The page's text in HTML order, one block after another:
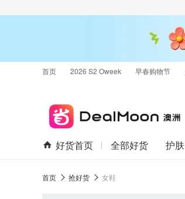
首页 2026 S2 Oweek 早春购物节
好货首页 全部好货 护肤
首页 抢好货 女鞋